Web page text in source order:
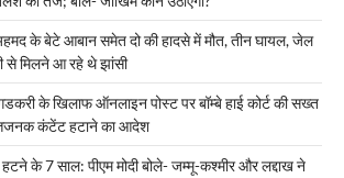
के बेटे आबान समेत दो की हादसे में मौत, तीन घायल, जेल
से मिलने आ रहे थे झांसी
के खिलाफ ऑनलाइन पोस्ट पर बॉम्बे हाई कोर्ट की सख्त
कंटेंट हटाने का आदेश
के 7 साल: पीएम मोदी बोले- जम्मू-कश्मीर और लद्दाख ने